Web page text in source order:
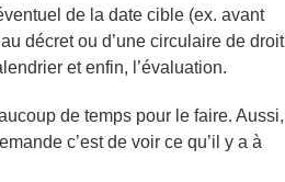
de la date cible (ex. avant
décret ou d’une circulaire de droit
et enfin, l’évaluation.
de temps pour le faire. Aussi,
c’est de voir ce qu’il y a à